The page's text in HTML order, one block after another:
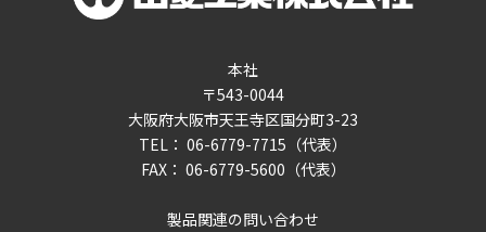
本社
〒543-0044
大阪府大阪市天王寺区国分町3-23
TEL： 06-6779-7715（代表）
FAX： 06-6779-5600（代表）
製品関連の問い合わせ